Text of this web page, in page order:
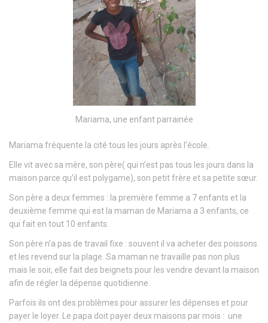
Mariama, une enfant parrainée
Mariama fréquente la cité tous les jours après l’école.
Elle vit avec sa mère, son père( qui n’est pas tous les jours dans la
maison parce qu’il est polygame), son petit frère et sa petite sœur.
Son père a deux femmes : la première femme a 7 enfants et la
deuxième femme qui est la maman de Mariama a 3 enfants, ce
qui fait en tout 10 enfants.
Son père n’a pas de travail fixe : souvent il va acheter des poissons
et les revend sur la plage. Sa maman ne travaille pas non plus
mais le soir, elle fait des beignets pour les vendre devant la maison
afin de régler la dépense quotidienne.
Parfois ils ont des problèmes pour assurer les dépenses et pour
payer le loyer. Le papa doit payer deux maisons par mois : une